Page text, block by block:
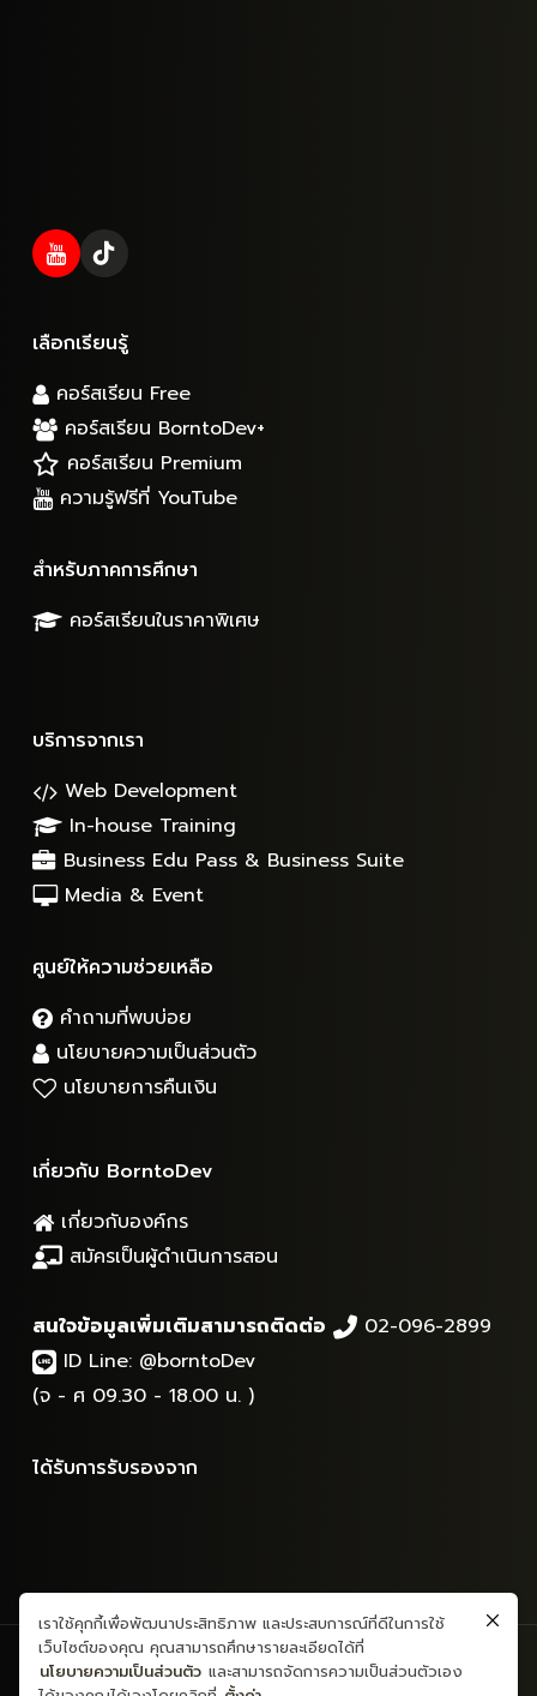
เลือกเรียนรู้
คอร์สเรียน Free
คอร์สเรียน BorntoDev+
คอร์สเรียน Premium
ความรู้ฟรีที่ YouTube
สำหรับภาคการศึกษา
คอร์สเรียนในราคาพิเศษ
บริการจากเรา
Web Development
In-house Training
Business Edu Pass & Business Suite
Media & Event
ศูนย์ให้ความช่วยเหลือ
คำถามที่พบบ่อย
นโยบายความเป็นส่วนตัว
นโยบายการคืนเงิน
เกี่ยวกับ BorntoDev
เกี่ยวกับองค์กร
สมัครเป็นผู้ดำเนินการสอน
สนใจข้อมูลเพิ่มเติมสามารถติดต่อ
02-096-2899
ID Line: @borntoDev
(จ - ศ 09.30 - 18.00 น. )
ได้รับการรับรองจาก
สงวนลิขสิทธิ์ © 2565 - ข้อมูลและเนื้อหาทั้งหมด - บริษัท บอร์นทูเดฟ
เราใช้คุกกี้เพื่อพัฒนาประสิทธิภาพ และประสบการณ์ที่ดีในการใช้
เว็บไซต์ของคุณ คุณสามารถศึกษารายละเอียดได้ที่
นโยบายความเป็นส่วนตัว และสามารถจัดการความเป็นส่วนตัวเอง